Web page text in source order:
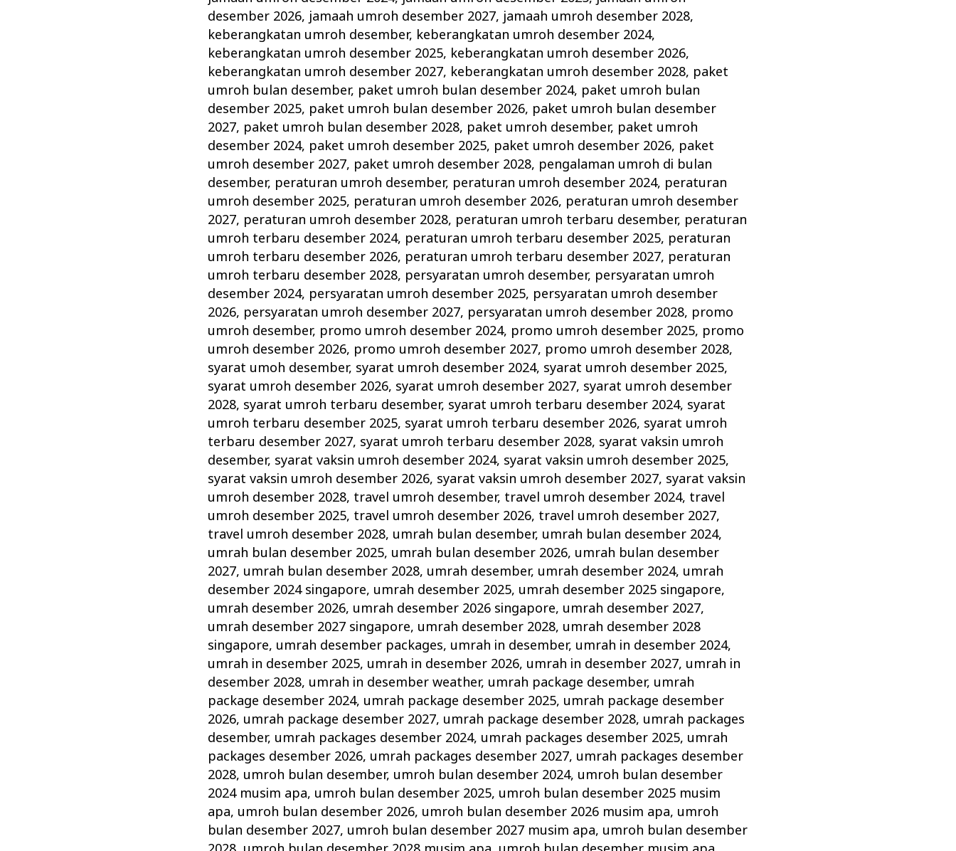
desember 2026, jamaah umroh desember 2027, jamaah umroh desember 2028,
keberangkatan umroh desember, keberangkatan umroh desember 2024,
keberangkatan umroh desember 2025, keberangkatan umroh desember 2026,
keberangkatan umroh desember 2027, keberangkatan umroh desember 2028, paket
umroh bulan desember, paket umroh bulan desember 2024, paket umroh bulan
desember 2025, paket umroh bulan desember 2026, paket umroh bulan desember
2027, paket umroh bulan desember 2028, paket umroh desember, paket umroh
desember 2024, paket umroh desember 2025, paket umroh desember 2026, paket
umroh desember 2027, paket umroh desember 2028, pengalaman umroh di bulan
desember, peraturan umroh desember, peraturan umroh desember 2024, peraturan
umroh desember 2025, peraturan umroh desember 2026, peraturan umroh desember
2027, peraturan umroh desember 2028, peraturan umroh terbaru desember, peraturan
umroh terbaru desember 2024, peraturan umroh terbaru desember 2025, peraturan
umroh terbaru desember 2026, peraturan umroh terbaru desember 2027, peraturan
umroh terbaru desember 2028, persyaratan umroh desember, persyaratan umroh
desember 2024, persyaratan umroh desember 2025, persyaratan umroh desember
2026, persyaratan umroh desember 2027, persyaratan umroh desember 2028, promo
umroh desember, promo umroh desember 2024, promo umroh desember 2025, promo
umroh desember 2026, promo umroh desember 2027, promo umroh desember 2028,
syarat umoh desember, syarat umroh desember 2024, syarat umroh desember 2025,
syarat umroh desember 2026, syarat umroh desember 2027, syarat umroh desember
2028, syarat umroh terbaru desember, syarat umroh terbaru desember 2024, syarat
umroh terbaru desember 2025, syarat umroh terbaru desember 2026, syarat umroh
terbaru desember 2027, syarat umroh terbaru desember 2028, syarat vaksin umroh
desember, syarat vaksin umroh desember 2024, syarat vaksin umroh desember 2025,
syarat vaksin umroh desember 2026, syarat vaksin umroh desember 2027, syarat vaksin
umroh desember 2028, travel umroh desember, travel umroh desember 2024, travel
umroh desember 2025, travel umroh desember 2026, travel umroh desember 2027,
travel umroh desember 2028, umrah bulan desember, umrah bulan desember 2024,
umrah bulan desember 2025, umrah bulan desember 2026, umrah bulan desember
2027, umrah bulan desember 2028, umrah desember, umrah desember 2024, umrah
desember 2024 singapore, umrah desember 2025, umrah desember 2025 singapore,
umrah desember 2026, umrah desember 2026 singapore, umrah desember 2027,
umrah desember 2027 singapore, umrah desember 2028, umrah desember 2028
singapore, umrah desember packages, umrah in desember, umrah in desember 2024,
umrah in desember 2025, umrah in desember 2026, umrah in desember 2027, umrah in
desember 2028, umrah in desember weather, umrah package desember, umrah
package desember 2024, umrah package desember 2025, umrah package desember
2026, umrah package desember 2027, umrah package desember 2028, umrah packages
desember, umrah packages desember 2024, umrah packages desember 2025, umrah
packages desember 2026, umrah packages desember 2027, umrah packages desember
2028, umroh bulan desember, umroh bulan desember 2024, umroh bulan desember
2024 musim apa, umroh bulan desember 2025, umroh bulan desember 2025 musim
apa, umroh bulan desember 2026, umroh bulan desember 2026 musim apa, umroh
bulan desember 2027, umroh bulan desember 2027 musim apa, umroh bulan desember